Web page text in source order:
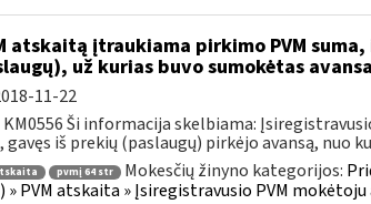
atskaitą įtraukiama pirkimo PVM
už kurias buvo sumokėtas
11-22
Ši informacija skelbiama:
iš prekių (paslaugų) pirkėjo avansą, nuo
pvmį 64 str Mokesčių žinyno kategorijos:
PVM atskaita » Įsiregistravusio PVM mokėtoju